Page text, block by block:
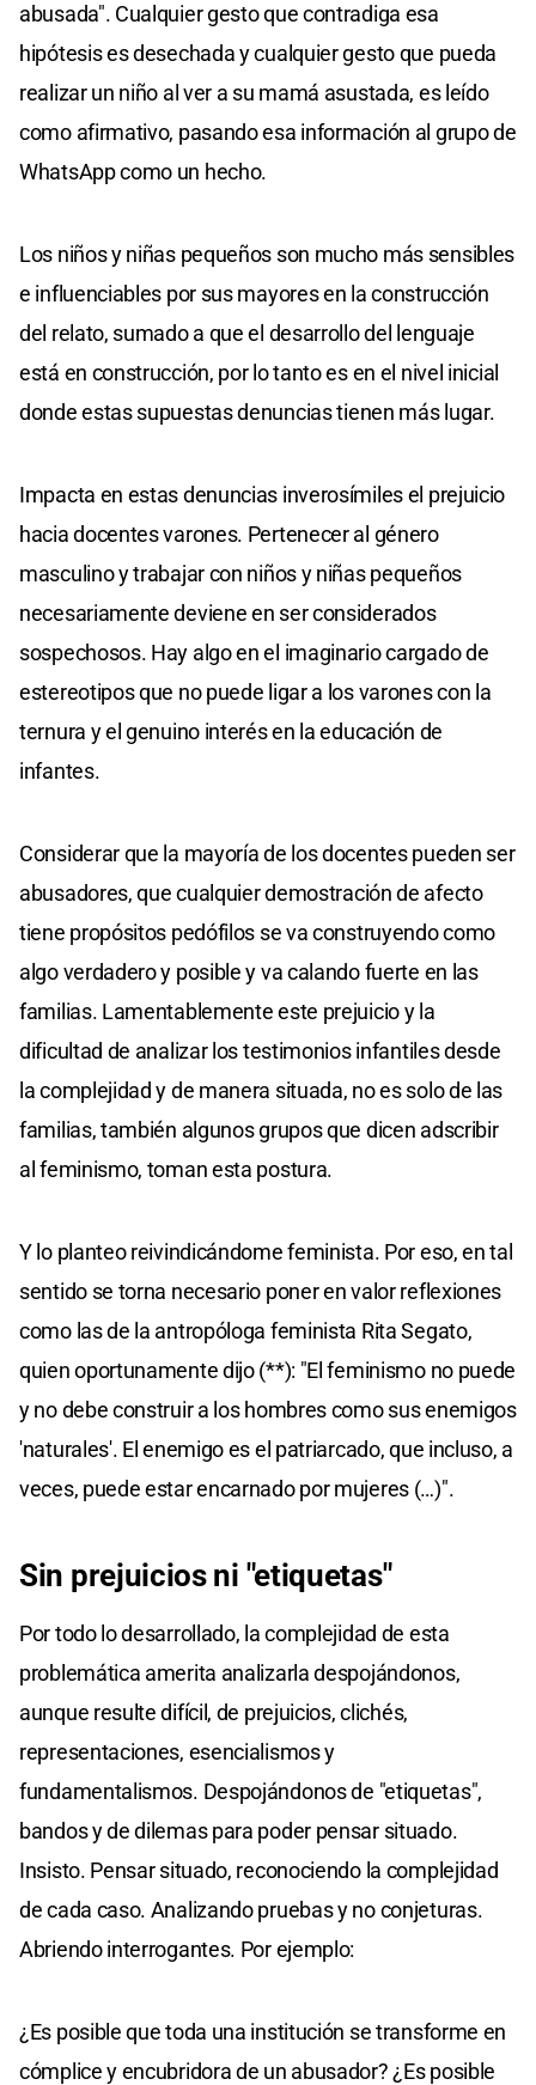
abusada". Cualquier gesto que contradiga esa
hipótesis es desechada y cualquier gesto que pueda
realizar un niño al ver a su mamá asustada, es leído
como afirmativo, pasando esa información al grupo de
WhatsApp como un hecho.
Los niños y niñas pequeños son mucho más sensibles
e influenciables por sus mayores en la construcción
del relato, sumado a que el desarrollo del lenguaje
está en construcción, por lo tanto es en el nivel inicial
donde estas supuestas denuncias tienen más lugar.
Impacta en estas denuncias inverosímiles el prejuicio
hacia docentes varones. Pertenecer al género
masculino y trabajar con niños y niñas pequeños
necesariamente deviene en ser considerados
sospechosos. Hay algo en el imaginario cargado de
estereotipos que no puede ligar a los varones con la
ternura y el genuino interés en la educación de
infantes.
Considerar que la mayoría de los docentes pueden ser
abusadores, que cualquier demostración de afecto
tiene propósitos pedófilos se va construyendo como
algo verdadero y posible y va calando fuerte en las
familias. Lamentablemente este prejuicio y la
dificultad de analizar los testimonios infantiles desde
la complejidad y de manera situada, no es solo de las
familias, también algunos grupos que dicen adscribir
al feminismo, toman esta postura.
Y lo planteo reivindicándome feminista. Por eso, en tal
sentido se torna necesario poner en valor reflexiones
como las de la antropóloga feminista Rita Segato,
quien oportunamente dijo (**): "El feminismo no puede
y no debe construir a los hombres como sus enemigos
'naturales'. El enemigo es el patriarcado, que incluso, a
veces, puede estar encarnado por mujeres (…)".
Sin prejuicios ni "etiquetas"
Por todo lo desarrollado, la complejidad de esta
problemática amerita analizarla despojándonos,
aunque resulte difícil, de prejuicios, clichés,
representaciones, esencialismos y
fundamentalismos. Despojándonos de "etiquetas",
bandos y de dilemas para poder pensar situado.
Insisto. Pensar situado, reconociendo la complejidad
de cada caso. Analizando pruebas y no conjeturas.
Abriendo interrogantes. Por ejemplo:
¿Es posible que toda una institución se transforme en
cómplice y encubridora de un abusador? ¿Es posible